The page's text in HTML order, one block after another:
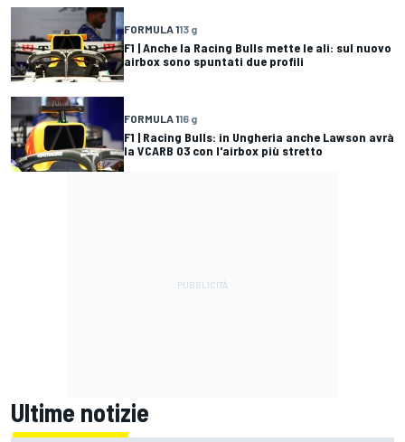
FORMULA 113 g
F1 | Anche la Racing Bulls mette le ali: sul nuovo
airbox sono spuntati due profili
FORMULA 116 g
F1 | Racing Bulls: in Ungheria anche Lawson avrà
la VCARB 03 con l'airbox più stretto
Ultime notizie